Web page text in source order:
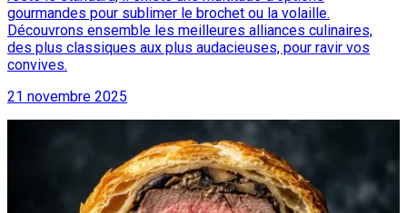
gourmandes pour sublimer le brochet ou la volaille.
Découvrons ensemble les meilleures alliances culinaires,
des plus classiques aux plus audacieuses, pour ravir vos
convives.
21 novembre 2025